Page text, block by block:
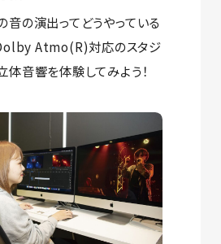
音の演出ってどうやっている
Atmo(R)対応のスタジ
体音響を体験してみよう！